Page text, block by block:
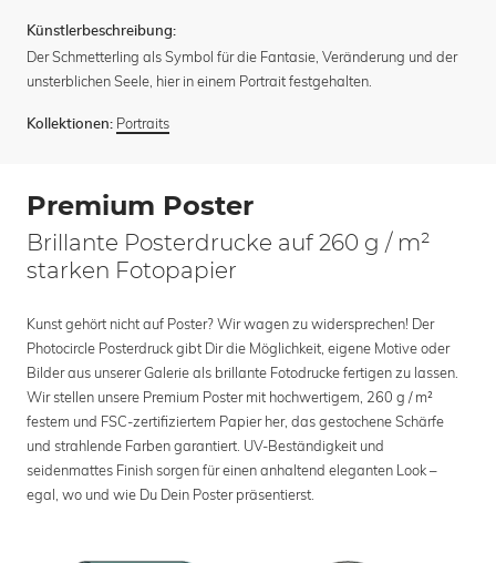
Künstlerbeschreibung:
Der Schmetterling als Symbol für die Fantasie, Veränderung und der
unsterblichen Seele, hier in einem Portrait festgehalten.
Kollektionen: Portraits
Premium Poster
Brillante Posterdrucke auf 260 g / m²
starken Fotopapier
Kunst gehört nicht auf Poster? Wir wagen zu widersprechen! Der
Photocircle Posterdruck gibt Dir die Möglichkeit, eigene Motive oder
Bilder aus unserer Galerie als brillante Fotodrucke fertigen zu lassen.
Wir stellen unsere Premium Poster mit hochwertigem, 260 g / m²
festem und FSC-zertifiziertem Papier her, das gestochene Schärfe
und strahlende Farben garantiert. UV-Beständigkeit und
seidenmattes Finish sorgen für einen anhaltend eleganten Look –
egal, wo und wie Du Dein Poster präsentierst.